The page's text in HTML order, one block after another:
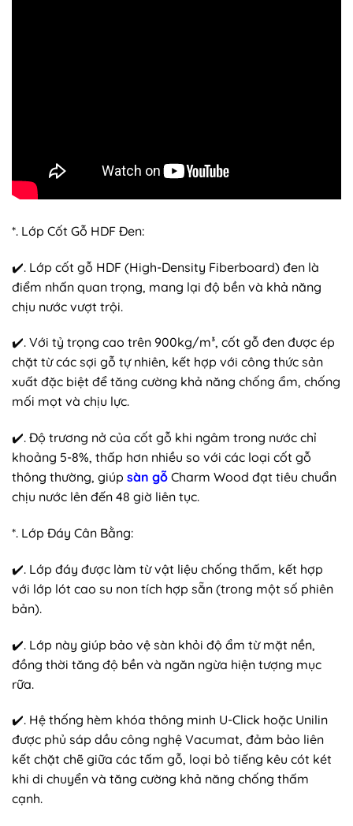
*. Lớp Cốt Gỗ HDF Đen:
✔️. Lớp cốt gỗ HDF (High-Density Fiberboard) đen là
điểm nhấn quan trọng, mang lại độ bền và khả năng
chịu nước vượt trội.
✔️. Với tỷ trọng cao trên 900kg/m³, cốt gỗ đen được ép
chặt từ các sợi gỗ tự nhiên, kết hợp với công thức sản
xuất đặc biệt để tăng cường khả năng chống ẩm, chống
mối mọt và chịu lực.
✔️. Độ trương nở của cốt gỗ khi ngâm trong nước chỉ
khoảng 5-8%, thấp hơn nhiều so với các loại cốt gỗ
thông thường, giúp sàn gỗ Charm Wood đạt tiêu chuẩn
chịu nước lên đến 48 giờ liên tục.
*. Lớp Đáy Cân Bằng:
✔️. Lớp đáy được làm từ vật liệu chống thấm, kết hợp
với lớp lót cao su non tích hợp sẵn (trong một số phiên
bản).
✔️. Lớp này giúp bảo vệ sàn khỏi độ ẩm từ mặt nền,
đồng thời tăng độ bền và ngăn ngừa hiện tượng mục
rữa.
✔️. Hệ thống hèm khóa thông minh U-Click hoặc Unilin
được phủ sáp dầu công nghệ Vacumat, đảm bảo liên
kết chặt chẽ giữa các tấm gỗ, loại bỏ tiếng kêu cót két
khi di chuyển và tăng cường khả năng chống thấm
cạnh.